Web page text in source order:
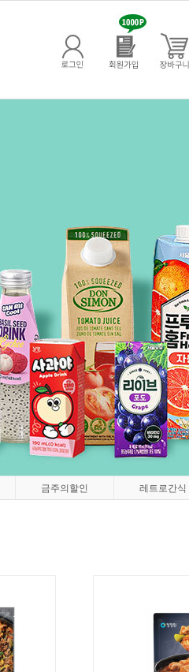
금주의할인 레트로간식